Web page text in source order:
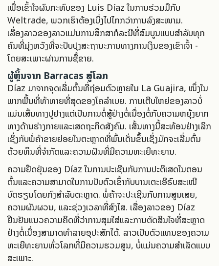
ເພື່ອເຂົ້າໃຈຜົນກະທົບຂອງ Luis Díaz ໃນການຮ່ວມມືກັບ
Weltrade, ພວກເຮົາຕ້ອງເບິ່ງໄປໄກກວ່າການລົງສະໜາມ.
ເລື່ອງລາວຂອງລາວແມ່ນການສຶກສາກໍລະນີທີ່ສົມບູນແບບສຳລັບທຸກ
ຄົນທີ່ມຸ່ງຫວັງທີ່ຈະປັບປຸງສະຖານະການທາງການເງິນຂອງເຂົາເຈົ້າ -
ໂດຍສະເພາະຜ່ານການຊື້ຂາຍ.
ຜູ້ຫຼິ້ນຈາກ Barracas ສູ່ໂລກ
Díaz ມາຈາກຈຸດເລີ່ມຕົ້ນທີ່ຖ່ອມຕົວຫຼາຍໃນ La Guajira, ໜຶ່ງໃນ
ພາກພື້ນທີ່ທ້າທາຍທີ່ສຸດຂອງໂຄລໍາເບຍ. ການເຕີບໃຫຍ່ຂອງລາວບໍ່
ແມ່ນເສັ້ນທາງປູຢາງແຕ່ເປັນການຕໍ່ສູ້ຢ່າງຕໍ່ເນື່ອງຕໍ່ກັບຄວາມຫຍຸ້ງຍາກ
ທາງດ້ານຮ່າງກາຍແລະເສດຖະກິດສັງຄົມ. ເສັ້ນທາງນີ້ສະທ້ອນຢ່າງເລິກ
ເຊິ່ງກັບພໍ່ຄ້າຂາຍຍ່ອຍໃນຕະຫຼາດທີ່ພົ້ນເດັ່ນຂຶ້ນເຊິ່ງມັກຈະເລີ່ມຕົ້ນ
ດ້ວຍທຶນທີ່ຈຳກັດແລະຄວາມຝັນທີ່ມີຄວາມທະເຍີທະຍານ.
ຄວາມຢືດຢຸ່ນຂອງ Díaz ໃນການປະເຊີນກັບການປະຕິເສດໃນຕອນ
ຕົ້ນແລະຄວາມສາມາດໃນການປັບຕົວເຂົ້າກັບບານເຕະເອີຣົບສະເໜີ
ບົດຮຽນໂດຍກົງສຳລັບຕະຫຼາດ. ພໍ່ຄ້າຈະປະເຊີນກັບການສູນເສຍ,
ຄວາມຜັນຜວນ, ແລະຊ່ວງເວລາທີ່ສົງໄສ. ເລື່ອງລາວຂອງ Díaz
ຢືນຢັນແນວຄວາມຄິດທີ່ວ່າການສຸມໃສ່ແລະການຕັດສິນໃຈທີ່ສະຫຼາດ
ຢ່າງຕໍ່ເນື່ອງສາມາດທຳລາຍອຸປະສັກໄດ້. ລາວເປັນຕົວແທນຂອງຄວາມ
ທະເຍີທະຍານທົ່ວໂລກທີ່ມີຄວາມຮວມສູນ, ບໍ່ແມ່ນຄວາມສຳເລັດແບບ
ສະເພາະ.